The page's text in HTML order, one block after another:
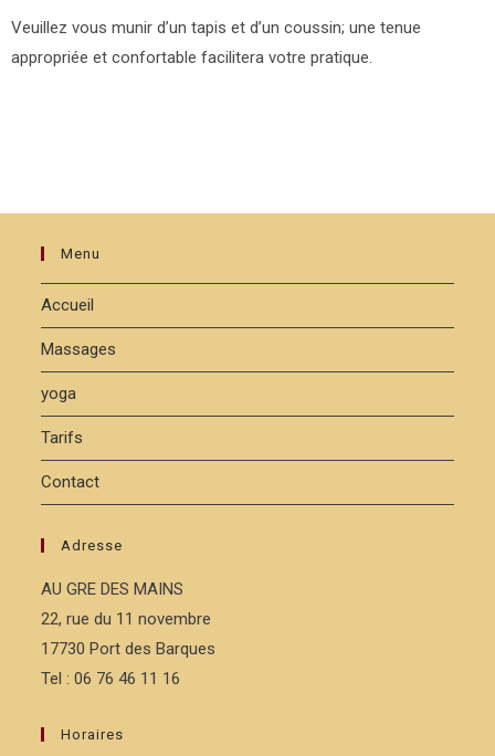
Veuillez vous munir d’un tapis et d’un coussin; une tenue
appropriée et confortable facilitera votre pratique.
Menu
Accueil
Massages
yoga
Tarifs
Contact
Adresse
AU GRE DES MAINS
22, rue du 11 novembre
17730 Port des Barques
Tel : 06 76 46 11 16
Horaires